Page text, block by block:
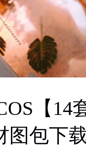
【14
图包下